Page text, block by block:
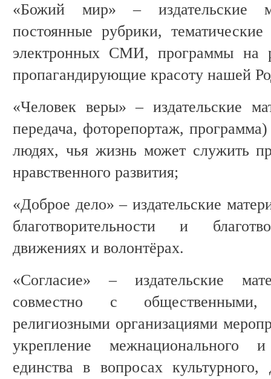
«Божий мир» – издательские
постоянные рубрики,
электронных СМИ, программы на
пропагандирующие красоту нашей
«Человек веры» – издательские
передача, фоторепортаж,
людях, чья жизнь может служить
нравственного развития;
«Доброе дело» – издательские
благотворительности и
движениях и волонтёрах.
«Согласие» – издательские
совместно с общественными,
религиозными организациями
укрепление межнационального и
единства в вопросах культурного,